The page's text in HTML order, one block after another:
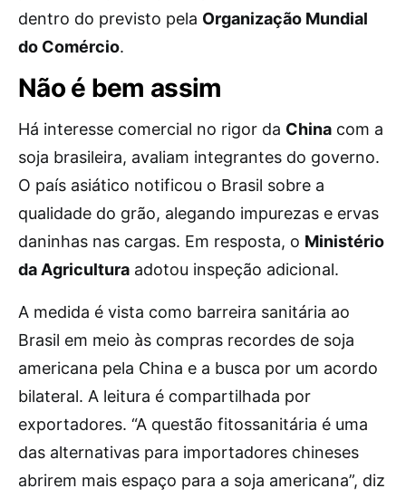
dentro do previsto pela Organização Mundial
do Comércio.
Não é bem assim
Há interesse comercial no rigor da China com a
soja brasileira, avaliam integrantes do governo.
O país asiático notificou o Brasil sobre a
qualidade do grão, alegando impurezas e ervas
daninhas nas cargas. Em resposta, o Ministério
da Agricultura adotou inspeção adicional.
A medida é vista como barreira sanitária ao
Brasil em meio às compras recordes de soja
americana pela China e a busca por um acordo
bilateral. A leitura é compartilhada por
exportadores. “A questão fitossanitária é uma
das alternativas para importadores chineses
abrirem mais espaço para a soja americana”, diz